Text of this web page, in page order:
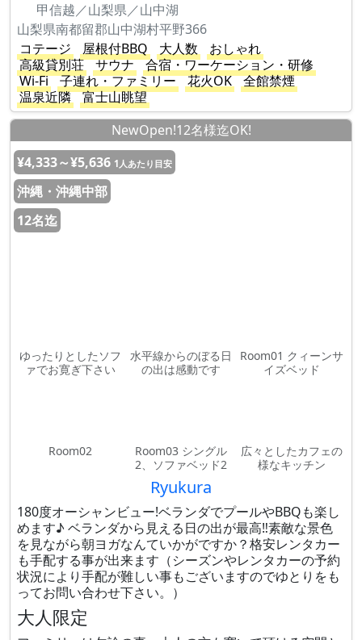
甲信越／山梨県／山中湖
山梨県南都留郡山中湖村平野366
コテージ
屋根付BBQ 大人数
おしゃれ
高級貸別荘
サウナ
合宿・ワーケーション・研修
Wi-Fi
子連れ・ファミリー 花火OK
全館禁煙
温泉近隣
富士山眺望
NewOpen!12名様迄OK!
¥4,333～¥5,636 1人あたり目安
沖縄・沖縄中部
12名迄
ゆったりとしたソフ
ァでお寛ぎ下さい
水平線からのぼる日
の出は感動です
Room01 クィーンサ
イズベッド
Room02
Room03 シングル
2、ソファベッド2
広々としたカフェの
様なキッチン
Ryukura
180度オーシャンビュー!ベランダでプールやBBQも楽し
めます♪ ベランダから見える日の出が最高‼︎素敵な景色
を見ながら朝ヨガなんていかがですか？格安レンタカー
も手配する事が出来ます（シーズンやレンタカーの予約
状況により手配が難しい事もございますのでゆとりをも
ってお問い合わせ下さい。）
大人限定